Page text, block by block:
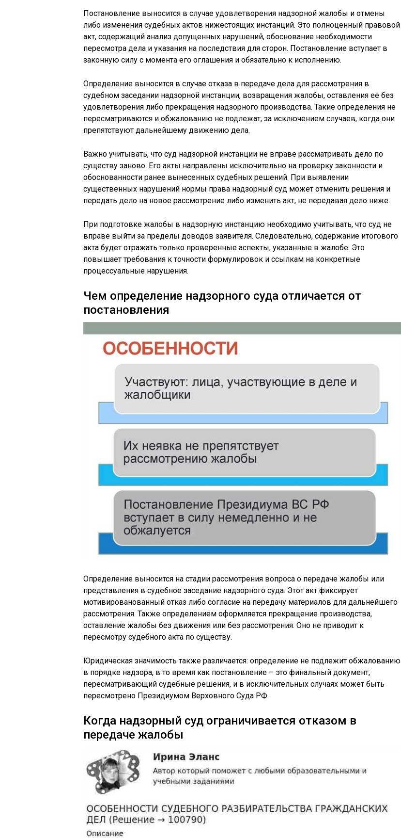
Постановление выносится в случае удовлетворения надзорной жалобы и отмены
либо изменения судебных актов нижестоящих инстанций. Это полноценный правовой
акт, содержащий анализ допущенных нарушений, обоснование необходимости
пересмотра дела и указания на последствия для сторон. Постановление вступает в
законную силу с момента его оглашения и обязательно к исполнению.
Определение выносится в случае отказа в передаче дела для рассмотрения в
судебном заседании надзорной инстанции, возвращения жалобы, оставления её без
удовлетворения либо прекращения надзорного производства. Такие определения не
пересматриваются и обжалованию не подлежат, за исключением случаев, когда они
препятствуют дальнейшему движению дела.
Важно учитывать, что суд надзорной инстанции не вправе рассматривать дело по
существу заново. Его акты направлены исключительно на проверку законности и
обоснованности ранее вынесенных судебных решений. При выявлении
существенных нарушений нормы права надзорный суд может отменить решения и
передать дело на новое рассмотрение либо изменить акт, не передавая дело ниже.
При подготовке жалобы в надзорную инстанцию необходимо учитывать, что суд не
вправе выйти за пределы доводов заявителя. Следовательно, содержание итогового
акта будет отражать только проверенные аспекты, указанные в жалобе. Это
повышает требования к точности формулировок и ссылкам на конкретные
процессуальные нарушения.
Чем определение надзорного суда отличается от
постановления
Определение выносится на стадии рассмотрения вопроса о передаче жалобы или
представления в судебное заседание надзорного суда. Этот акт фиксирует
мотивированованный отказ либо согласие на передачу материалов для дальнейшего
рассмотрения. Также определением оформляется прекращение производства,
оставление жалобы без движения или без рассмотрения. Оно не приводит к
пересмотру судебного акта по существу.
Юридическая значимость также различается: определение не подлежит обжалованию
в порядке надзора, в то время как постановление – это финальный документ,
пересматривающий судебные решения, и в исключительных случаях может быть
пересмотрено Президиумом Верховного Суда РФ.
Когда надзорный суд ограничивается отказом в
передаче жалобы